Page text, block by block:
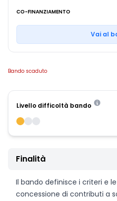
CO-FINANZIAMENTO
Vai al
Bando scaduto
Livello difficoltà bando
Finalità
Il bando definisce i criteri e
concessione di contributi a